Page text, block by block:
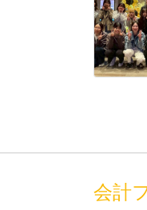
会計